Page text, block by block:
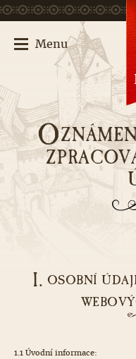
O
I. OSOBNÍ
1.1 Úvodní informace:
Menu